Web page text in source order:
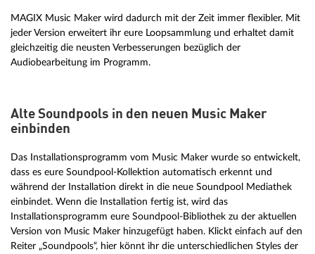
MAGIX Music Maker wird dadurch mit der Zeit immer flexibler. Mit
jeder Version erweitert ihr eure Loopsammlung und erhaltet damit
gleichzeitig die neusten Verbesserungen bezüglich der
Audiobearbeitung im Programm.
Alte Soundpools in den neuen Music Maker
einbinden
Das Installationsprogramm vom Music Maker wurde so entwickelt,
dass es eure Soundpool-Kollektion automatisch erkennt und
während der Installation direkt in die neue Soundpool Mediathek
einbindet. Wenn die Installation fertig ist, wird das
Installationsprogramm eure Soundpool-Bibliothek zu der aktuellen
Version von Music Maker hinzugefügt haben. Klickt einfach auf den
Reiter „Soundpools“, hier könnt ihr die unterschiedlichen Styles der